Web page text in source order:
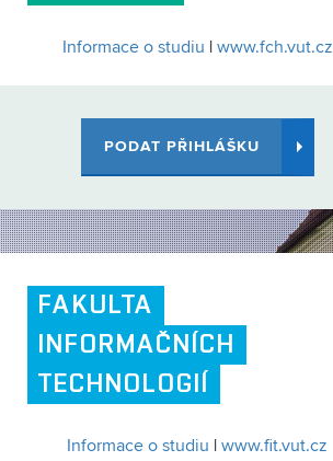
Informace o studiu www.fch.vut.cz
PODAT PŘIHLÁŠKU
FAKULTA
INFORMAČNÍCH
TECHNOLOGIÍ
Informace o studiu www.fit.vut.cz